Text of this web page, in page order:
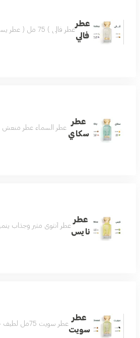
عطر
فالي
عطر فالي ) 75 مل ( عطر يستحقك عطر الجمال والروعة يسعد القلب تركيبة فاخرة مميزة تضفي ليومك مزيجاً من اللطف والجمال وروح السعادة.عطر فالي اختيار كل الناس
عطر
سكاي
عطر السماء عطر منعش
عطر
نايس
عطر أنثوي مثير وجذاب
عطر
سويت
عطر سويت 75مل لطيف جميل ومميز يجمع بين الهدوء والفخامة عطر رائع لكل الأذواق مكونات العطر التونكا والبرغموت والكراميل والعنبر